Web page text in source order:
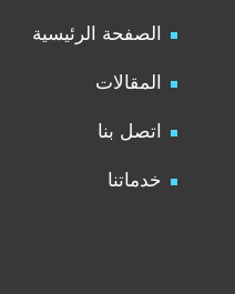
الصفحة الرئيسية
المقالات
اتصل بنا
خدماتنا